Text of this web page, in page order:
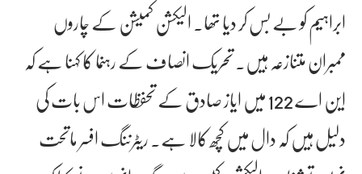
ابراہیم کو بے بس کر دیا تھا۔ الیکشن کمیشن کے چاروں
ممبران متنازعہ ہیں۔ تحریک انصاف کے رہنما کا کہنا ہے کہ
این اے 122 میں ایاز صادق کے تحفظات اس بات کی
دلیل ہیں کہ دال میں کچھ کالا ہے۔ ریٹرننگ افسر ماتحت